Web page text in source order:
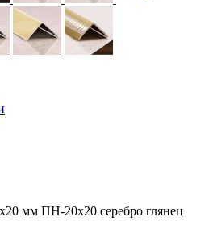
мм ПН-20х20 серебро глянец